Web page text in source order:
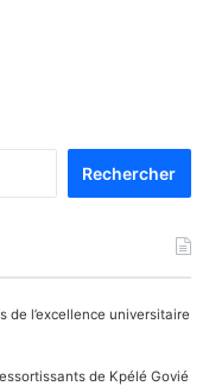
de l’excellence universitaire
de Kpélé Govié